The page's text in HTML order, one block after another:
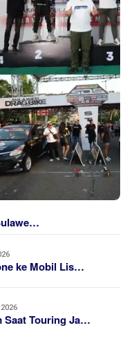
ke Mobil Lis…
Saat Touring Ja…